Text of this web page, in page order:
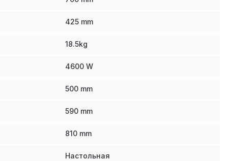
425 mm
18.5kg
4600 W
500 mm
590 mm
810 mm
Настольная